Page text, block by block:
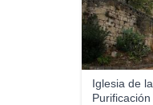
Iglesia de la
Purificación